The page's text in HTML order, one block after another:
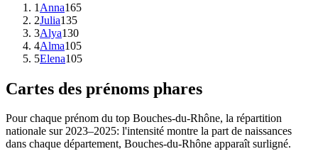
1 Anna165
2Julia135
3Alya130
4Alma105
5Elena105
Cartes des prénoms phares
Pour chaque prénom du top Bouches-du-Rhône, la répartition
nationale sur 2023–2025: l'intensité montre la part de naissances
dans chaque département, Bouches-du-Rhône apparaît surligné.